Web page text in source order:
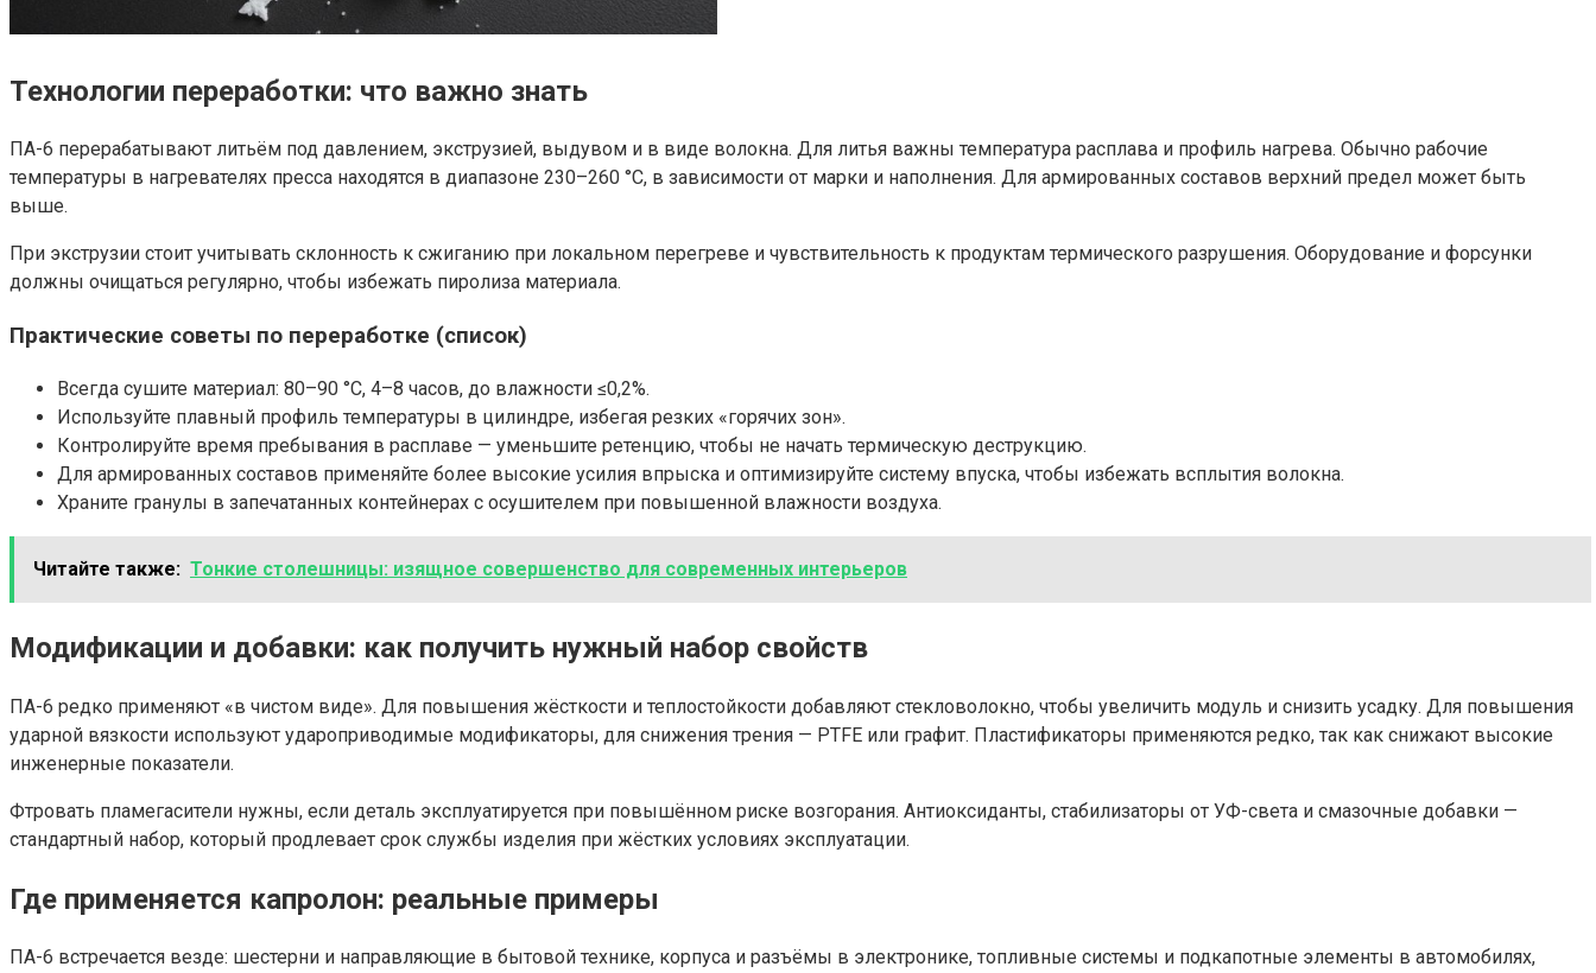
Технологии переработки: что важно знать
ПА-6 перерабатывают литьём под давлением, экструзией, выдувом и в виде волокна. Для литья важны температура расплава и профиль нагрева. Обычно рабочие
температуры в нагревателях пресса находятся в диапазоне 230–260 °C, в зависимости от марки и наполнения. Для армированных составов верхний предел может быть
выше.
При экструзии стоит учитывать склонность к сжиганию при локальном перегреве и чувствительность к продуктам термического разрушения. Оборудование и форсунки
должны очищаться регулярно, чтобы избежать пиролиза материала.
Практические советы по переработке (список)
Всегда сушите материал: 80–90 °C, 4–8 часов, до влажности ≤0,2%.
Используйте плавный профиль температуры в цилиндре, избегая резких «горячих зон».
Контролируйте время пребывания в расплаве — уменьшите ретенцию, чтобы не начать термическую деструкцию.
Для армированных составов применяйте более высокие усилия впрыска и оптимизируйте систему впуска, чтобы избежать всплытия волокна.
Храните гранулы в запечатанных контейнерах с осушителем при повышенной влажности воздуха.
Читайте также: Тонкие столешницы: изящное совершенство для современных интерьеров
Модификации и добавки: как получить нужный набор свойств
ПА-6 редко применяют «в чистом виде». Для повышения жёсткости и теплостойкости добавляют стекловолокно, чтобы увеличить модуль и снизить усадку. Для повышения
ударной вязкости используют удароприводимые модификаторы, для снижения трения — PTFE или графит. Пластификаторы применяются редко, так как снижают высокие
инженерные показатели.
Фтровать пламегасители нужны, если деталь эксплуатируется при повышённом риске возгорания. Антиоксиданты, стабилизаторы от УФ-света и смазочные добавки —
стандартный набор, который продлевает срок службы изделия при жёстких условиях эксплуатации.
Где применяется капролон: реальные примеры
ПА-6 встречается везде: шестерни и направляющие в бытовой технике, корпуса и разъёмы в электронике, топливные системы и подкапотные элементы в автомобилях,